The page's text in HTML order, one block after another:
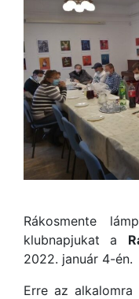
Rákosmente
klubnapjukat a
2022. január 4-én.
Erre az alkalomra